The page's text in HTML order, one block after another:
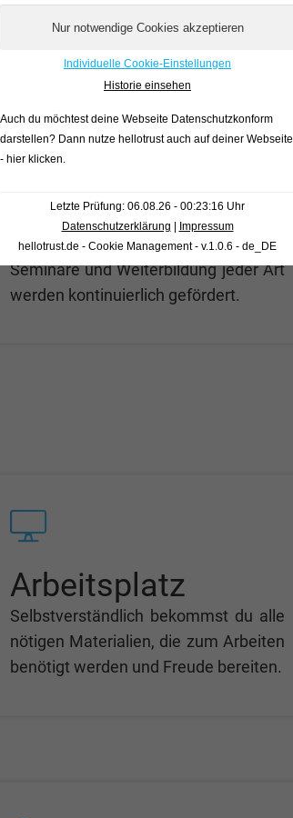
Entwicklung
Egal ob beruflich oder privat,
Seminare und Weiterbildung jeder Art
werden kontinuierlich gefördert.
Arbeitsplatz
Selbstverständlich bekommst du alle
nötigen Materialien, die zum Arbeiten
benötigt werden und Freude bereiten.
Individuelle Cookie-Einstellungen
Historie einsehen
Auch du möchtest deine Webseite Datenschutzkonform
darstellen? Dann nutze hellotrust auch auf deiner Webseite
- hier klicken.
Letzte Prüfung: 06.08.26 - 00:23:16 Uhr
Datenschutzerklärung
Impressum
hellotrust.de - Cookie Management - v.1.0.6 - de_DE